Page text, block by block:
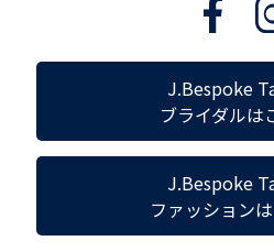
J.Bespoke
ブライダルは
J.Bespoke
ファッション